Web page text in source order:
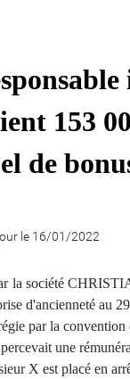
153
de
le 16/01/2022
la société
d'ancienneté au
par la
une
X est placé en